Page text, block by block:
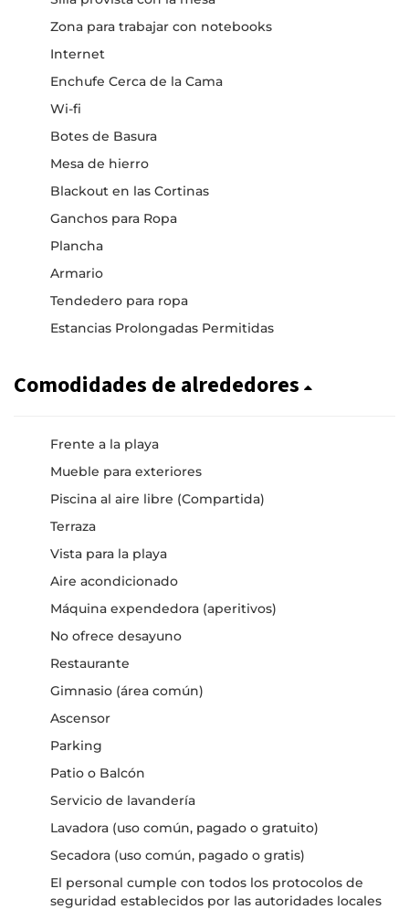
Zona para trabajar con notebooks
Internet
Enchufe Cerca de la Cama
Wi-fi
Botes de Basura
Mesa de hierro
Blackout en las Cortinas
Ganchos para Ropa
Plancha
Armario
Tendedero para ropa
Estancias Prolongadas Permitidas
Comodidades de alrededores
Frente a la playa
Mueble para exteriores
Piscina al aire libre (Compartida)
Terraza
Vista para la playa
Aire acondicionado
Máquina expendedora (aperitivos)
No ofrece desayuno
Restaurante
Gimnasio (área común)
Ascensor
Parking
Patio o Balcón
Servicio de lavandería
Lavadora (uso común, pagado o gratuito)
Secadora (uso común, pagado o gratis)
El personal cumple con todos los protocolos de
seguridad establecidos por las autoridades locales